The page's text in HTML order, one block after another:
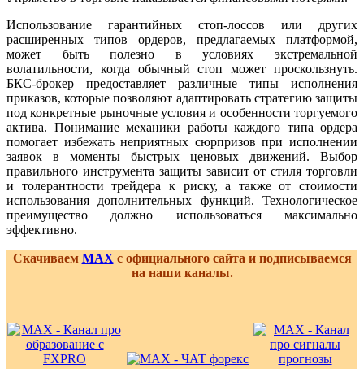
Использование гарантийных стоп-лоссов или других
расширенных типов ордеров, предлагаемых платформой,
может быть полезно в условиях экстремальной
волатильности, когда обычный стоп может проскользнуть.
БКС-брокер предоставляет различные типы исполнения
приказов, которые позволяют адаптировать стратегию защиты
под конкретные рыночные условия и особенности торгуемого
актива. Понимание механики работы каждого типа ордера
помогает избежать неприятных сюрпризов при исполнении
заявок в моменты быстрых ценовых движений. Выбор
правильного инструмента защиты зависит от стиля торговли
и толерантности трейдера к риску, а также от стоимости
использования дополнительных функций. Технологическое
преимущество должно использоваться максимально
эффективно.
Скачиваем MAX с официального сайта и подписываемся
на наши каналы.